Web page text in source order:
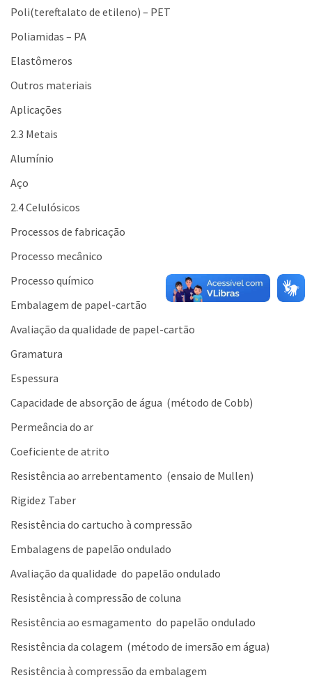
Poli(tereftalato de etileno) – PET
Poliamidas – PA
Elastômeros
Outros materiais
Aplicações
2.3 Metais
Alumínio
Aço
2.4 Celulósicos
Processos de fabricação
Processo mecânico
Processo químico
Embalagem de papel-cartão
Avaliação da qualidade de papel-cartão
Gramatura
Espessura
Capacidade de absorção de água (método de Cobb)
Permeância do ar
Coeficiente de atrito
Resistência ao arrebentamento (ensaio de Mullen)
Rigidez Taber
Resistência do cartucho à compressão
Embalagens de papelão ondulado
Avaliação da qualidade do papelão ondulado
Resistência à compressão de coluna
Resistência ao esmagamento do papelão ondulado
Resistência da colagem (método de imersão em água)
Resistência à compressão da embalagem